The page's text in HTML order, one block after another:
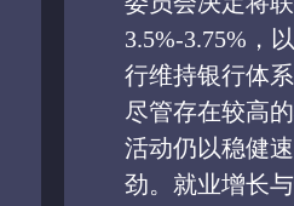
3.5%-3.75%，
行维持银行体
尽管存在较高
活动仍以稳健
劲。就业增长